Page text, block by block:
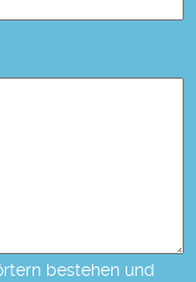
bestehen und